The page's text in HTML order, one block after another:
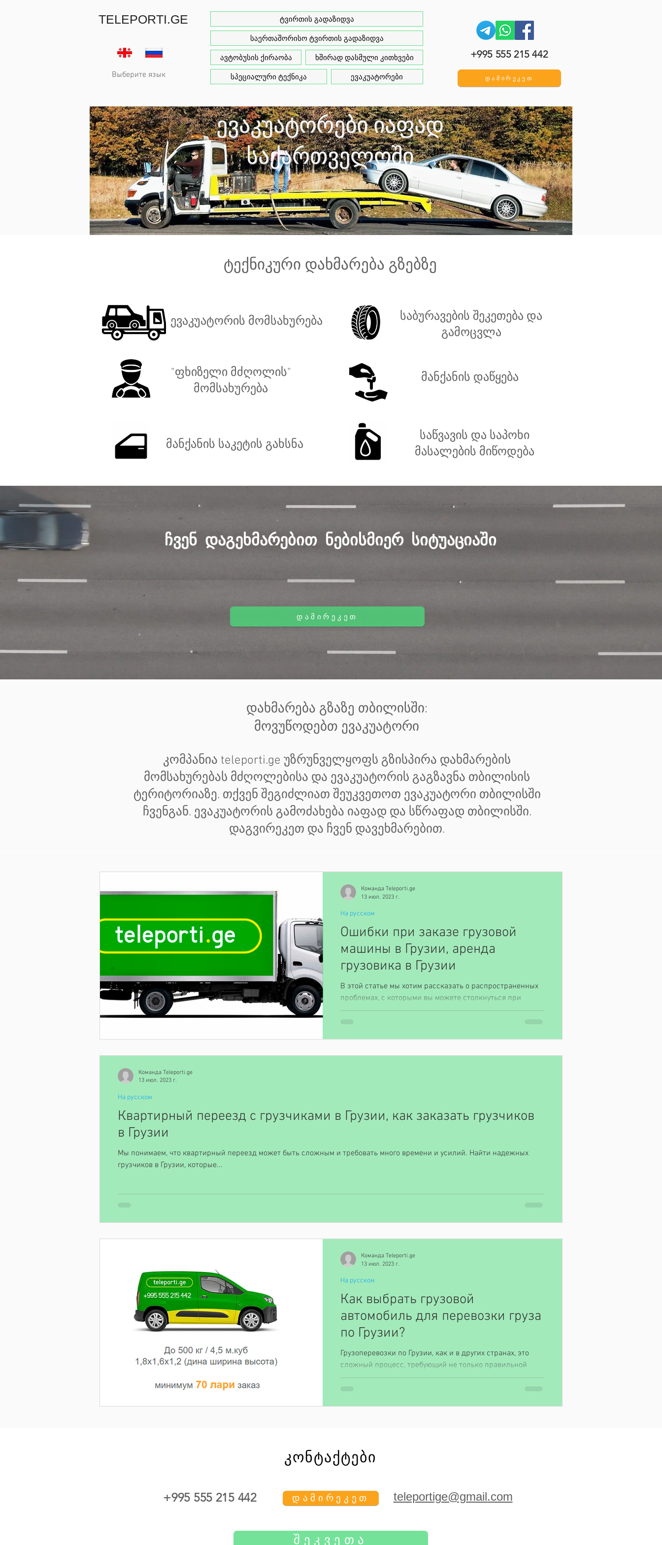
TELEPORTI.GE
Выберите язык
ტვირთის გადაზიდვა
საერთაშორისო ტვირთის გადაზიდვა
ავტობუსის ქირაობა ხშირად დასმული კითხვები
სპეციალური ტექნიკა ევაკუატორები
+995 555 215 442
დამირეკეთ
ევაკუატორები იაფად
საქართველოში
ტექნიკური დახმარება გზებზე
ევაკუატორის მომსახურება
საბურავების შეკეთება და
გამოცვლა
"ფხიზელი მძღოლის"
მომსახურება
მანქანის დაწყება
მანქანის საკეტის გახსნა
საწვავის და საპოხი
მასალების მიწოდება
ჩვენ დაგეხმარებით ნებისმიერ სიტუაციაში
ᲓᲐᲛᲘᲠᲔᲙᲔᲗ
დახმარება გზაზე თბილისში:
მოვუწოდებთ ევაკუატორი
კომპანია teleporti.ge უზრუნველყოფს გზისპირა დახმარების
მომსახურებას მძღოლებისა და ევაკუატორის გაგზავნა თბილისის
ტერიტორიაზე. თქვენ შეგიძლიათ შეუკვეთოთ ევაკუატორი თბილისში
ჩვენგან. ევაკუატორის გამოძახება იაფად და სწრაფად თბილისში.
დაგვირეკეთ და ჩვენ დავეხმარებით.
Ошибки при заказе грузовой
машины в Грузии, аренда
грузовика в Грузии
В этой статье мы хотим рассказать о распространенных
проблемах, с которыми вы можете столкнуться при
аренде газели или другой грузовой...
На русском
Команда Teleporti.ge
13 июл. 2023 г.
Квартирный переезд с грузчиками в Грузии, как заказать грузчиков
в Грузии
Мы понимаем, что квартирный переезд может быть сложным и требовать много времени и усилий. Найти надежных
грузчиков в Грузии, которые...
На русском
Команда Teleporti.ge
13 июл. 2023 г.
Как выбрать грузовой
автомобиль для перевозки груза
по Грузии?
Грузоперевозки по Грузии, как и в других странах, это
сложный процесс, требующий не только правильной
организации, но и правильного...
На русском
Команда Teleporti.ge
13 июл. 2023 г.
კონტაქტები
+995 555 215 442 დამირეკეთ teleportige@gmail.com
ᲨᲔᲙᲕᲔᲗᲐ